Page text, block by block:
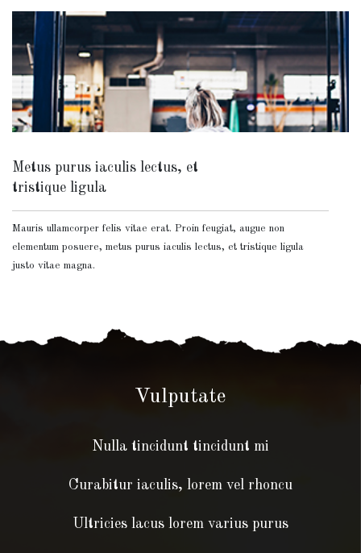
Metus purus iaculis lectus, et
tristique ligula
Mauris ullamcorper felis vitae erat. Proin feugiat, augue non
elementum posuere, metus purus iaculis lectus, et tristique ligula
justo vitae magna.
Vulputate
Nulla tincidunt tincidunt mi
Curabitur iaculis, lorem vel rhoncu
Ultricies lacus lorem varius purus